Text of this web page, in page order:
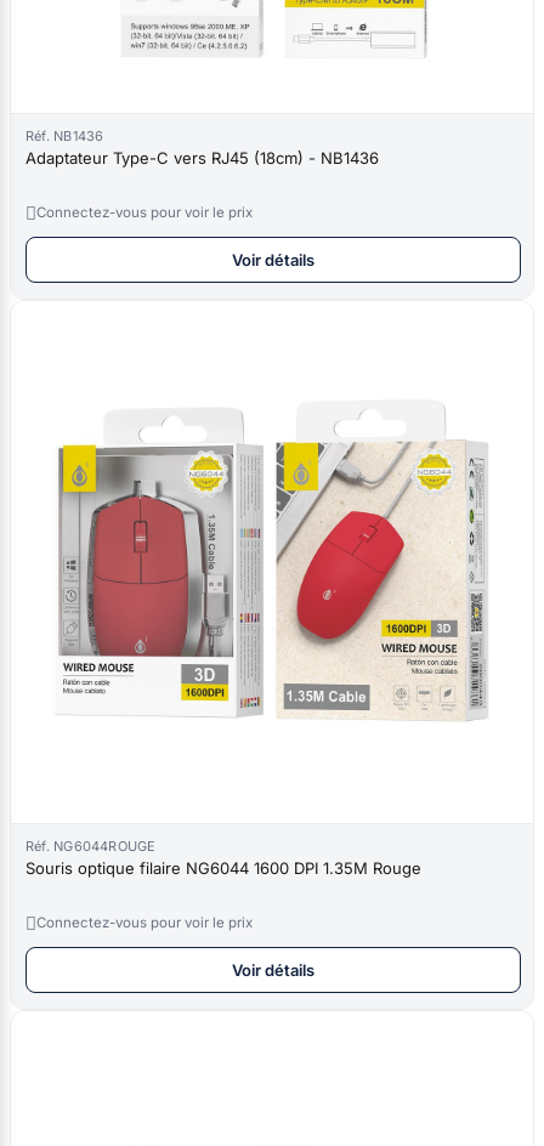
Réf. NB1436
Adaptateur Type-C vers RJ45 (18cm) - NB1436
Connectez-vous pour voir le prix
Voir détails
Réf. NG6044ROUGE
Souris optique filaire NG6044 1600 DPI 1.35M Rouge
Connectez-vous pour voir le prix
Voir détails